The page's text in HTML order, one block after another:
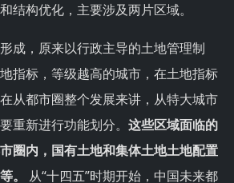
结构优化，主要涉及两片区域。
成，原来以行政主导的土地管理制
指标，等级越高的城市，在土地指标
从都市圈整个发展来讲，从特大城市
重新进行功能划分。 这些区域面临的
圈内，国有土地和集体土地土地配置
。
从“十四五”时期开始，中国未来都